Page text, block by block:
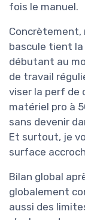
fois le manuel.
Concrètement,
bascule tient la
débutant au
de travail
viser la perf de
matériel pro à
sans devenir
Et surtout, je
surface
Bilan global
globalement
aussi des